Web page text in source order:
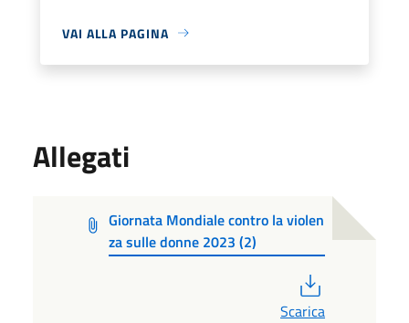
VAI ALLA PAGINA
Allegati
Giornata Mondiale contro la violen
za sulle donne 2023 (2)
Scarica